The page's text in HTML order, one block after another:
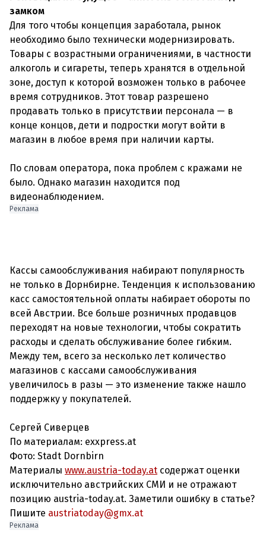
замком
Для того чтобы концепция заработала, рынок
необходимо было технически модернизировать.
Товары с возрастными ограничениями, в частности
алкоголь и сигареты, теперь хранятся в отдельной
зоне, доступ к которой возможен только в рабочее
время сотрудников. Этот товар разрешено
продавать только в присутствии персонала — в
конце концов, дети и подростки могут войти в
магазин в любое время при наличии карты.
По словам оператора, пока проблем с кражами не
было. Однако магазин находится под
видеонаблюдением.
Реклама
Кассы самообслуживания набирают популярность
не только в Дорнбирне. Тенденция к использованию
касс самостоятельной оплаты набирает обороты по
всей Австрии. Все больше розничных продавцов
переходят на новые технологии, чтобы сократить
расходы и сделать обслуживание более гибким.
Между тем, всего за несколько лет количество
магазинов с кассами самообслуживания
увеличилось в разы — это изменение также нашло
поддержку у покупателей.
Сергей Сиверцев
По материалам: exxpress.at
Фото: Stadt Dornbirn
Материалы www.austria-today.at содержат оценки
исключительно австрийских СМИ и не отражают
позицию austria-today.at. Заметили ошибку в статье?
Пишите austriatoday@gmx.at
Реклама